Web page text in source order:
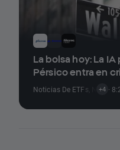
La bolsa hoy: La
Pérsico entra en
Noticias De ETFs +4 ·